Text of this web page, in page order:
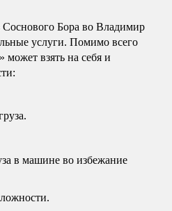
Соснового Бора во Владимир
услуги. Помимо всего
взять на себя и
в машине во избежание